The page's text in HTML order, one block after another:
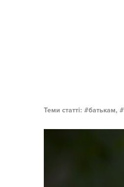
Теми статті: батькам,